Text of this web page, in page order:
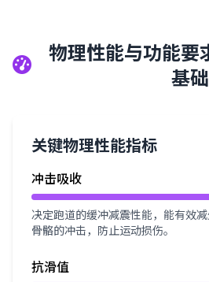
物理性能与功能要
基础
关键物理性能指标
冲击吸收
决定跑道的缓冲减震性能，能有效
骨骼的冲击，防止运动损伤。
抗滑值